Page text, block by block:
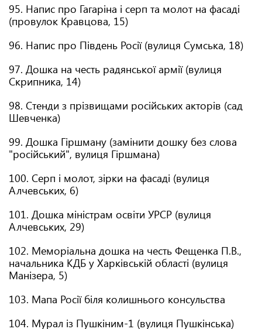
95. Напис про Гагаріна і серп та молот на фасаді
(провулок Кравцова, 15)
96. Напис про Південь Росії (вулиця Сумська, 18)
97. Дошка на честь радянської армії (вулиця
Скрипника, 14)
98. Стенди з прізвищами російських акторів (сад
Шевченка)
99. Дошка Гіршману (замінити дошку без слова
"російський", вулиця Гіршмана)
100. Серп і молот, зірки на фасаді (вулиця
Алчевських, 6)
101. Дошка міністрам освіти УРСР (вулиця
Алчевських, 29)
102. Меморіальна дошка на честь Фещенка П.В.,
начальника КДБ у Харківській області (вулиця
Манізера, 5)
103. Мапа Росії біля колишнього консульства
104. Мурал із Пушкіним-1 (вулиця Пушкінська)